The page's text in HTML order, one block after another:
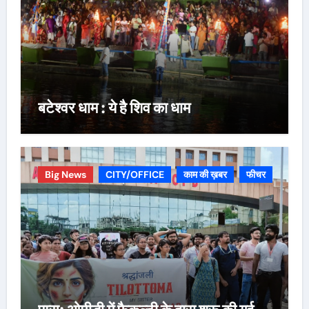
बटेश्वर धाम : ये है शिव का धाम
Big News CITY/OFFICE काम की ख़बर फीचर